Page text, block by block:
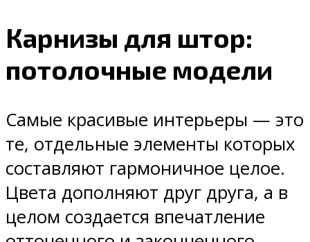
Карнизы для штор:
потолочные модели
Самые красивые интерьеры — это
те, отдельные элементы которых
составляют гармоничное целое.
Цвета дополняют друг друга, а в
целом создается впечатление